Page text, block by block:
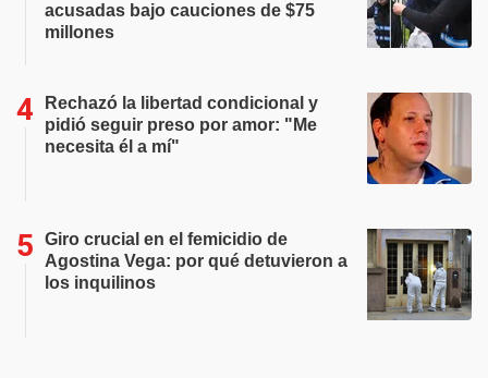
acusadas bajo cauciones de $75
millones
Rechazó la libertad condicional y
pidió seguir preso por amor: "Me
necesita él a mí"
Giro crucial en el femicidio de
Agostina Vega: por qué detuvieron a
los inquilinos